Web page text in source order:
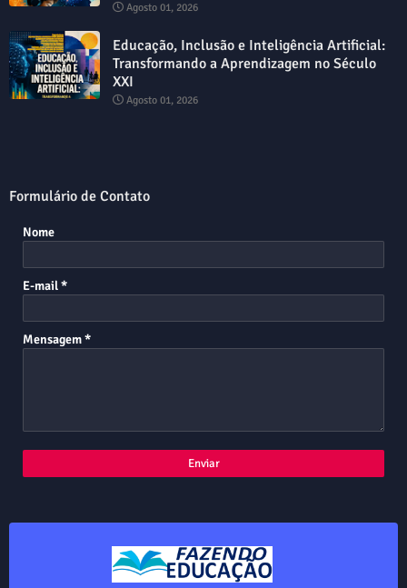
Agosto 01, 2026
Educação, Inclusão e Inteligência Artificial:
Transformando a Aprendizagem no Século
XXI
Agosto 01, 2026
Formulário de Contato
Nome
E-mail*
Mensagem*